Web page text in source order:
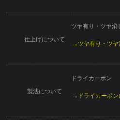
仕上げについて
ツヤ有り・ツヤ消し
→ツヤ有り・ツヤ
製法について
ドライカーボン
→ドライカーボン